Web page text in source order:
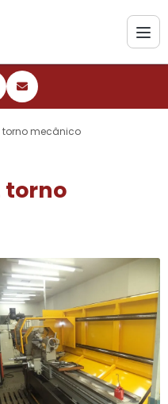
torno mecânico
torno